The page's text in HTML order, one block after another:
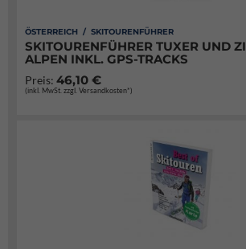
ÖSTERREICH / SKITOURENFÜHRER
SKITOURENFÜHRER TUXER UND
ALPEN INKL. GPS-TRACKS
Preis: 46,10 €
(inkl. MwSt. zzgl. Versandkosten*)